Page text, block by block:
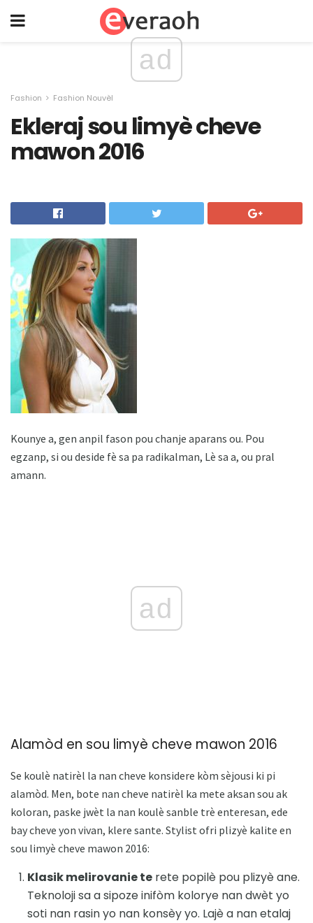
ad
Fashion Fashion Nouvèl
Ekleraj sou limyè cheve
mawon 2016
Kounye a, gen anpil fason pou chanje aparans ou. Pou
egzanp, si ou deside fè sa pa radikalman, Lè sa a, ou pral
amann.
ad
Alamòd en sou limyè cheve mawon 2016
Se koulè natirèl la nan cheve konsidere kòm sèjousi ki pi
alamòd. Men, bote nan cheve natirèl ka mete aksan sou ak
koloran, paske jwèt la nan koulè sanble trè enteresan, ede
bay cheve yon vivan, klere sante. Stylist ofri plizyè kalite en
sou limyè cheve mawon 2016:
Klasik melirovanie te rete popilè pou plizyè ane.
Teknoloji sa a sipoze inifòm kolorye nan dwèt yo
soti nan rasin yo nan konsèy yo. Lajè a nan etalaj